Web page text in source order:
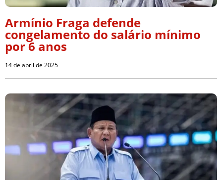
Armínio Fraga defende
congelamento do salário mínimo
por 6 anos
14 de abril de 2025